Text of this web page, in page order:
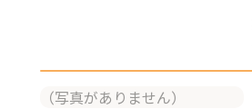
（写真がありません）